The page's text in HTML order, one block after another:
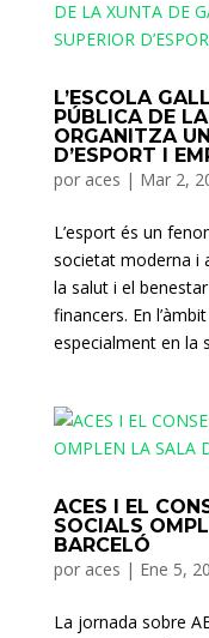
L’ESCOLA
PÚBLICA DE
ORGANITZA
D’ESPORT I
por aces | Mar 2,
L’esport és un
societat moderna i
la salut i el
financers. En
especialment en la
ACES I EL
SOCIALS
BARCELÓ
por aces | Ene 5,
La jornada sobre